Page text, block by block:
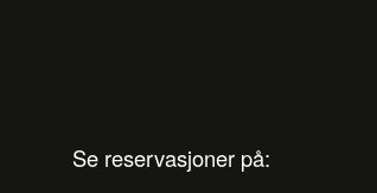
Se reservasjoner på: